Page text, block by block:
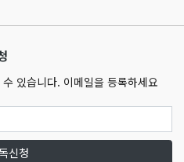
있습니다. 이메일을 등록하세요
신청